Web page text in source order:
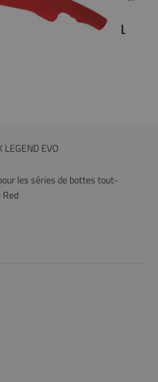
LEGEND EVO
les séries de bottes tout-
Red